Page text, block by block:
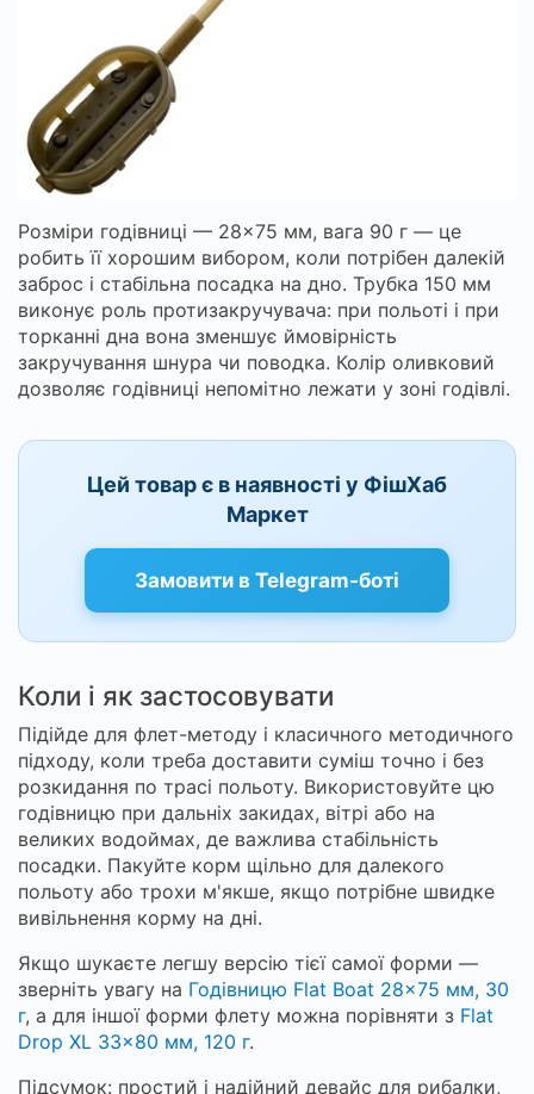
Розміри годівниці — 28×75 мм, вага 90 г — це
робить її хорошим вибором, коли потрібен далекій
заброс і стабільна посадка на дно. Трубка 150 мм
виконує роль протизакручувача: при польоті і при
торканні дна вона зменшує ймовірність
закручування шнура чи поводка. Колір оливковий
дозволяє годівниці непомітно лежати у зоні годівлі.
Цей товар є в наявності у ФішХаб
Маркет
Замовити в Telegram-боті
Коли і як застосовувати
Підійде для флет-методу і класичного методичного
підходу, коли треба доставити суміш точно і без
розкидання по трасі польоту. Використовуйте цю
годівницю при дальніх закидах, вітрі або на
великих водоймах, де важлива стабільність
посадки. Пакуйте корм щільно для далекого
польоту або трохи м'якше, якщо потрібне швидке
вивільнення корму на дні.
Якщо шукаєте легшу версію тієї самої форми —
зверніть увагу на Годівницю Flat Boat 28×75 мм, 30
г, а для іншої форми флету можна порівняти з Flat
Drop XL 33×80 мм, 120 г.
Підсумок: простий і надійний девайс для рибалки,